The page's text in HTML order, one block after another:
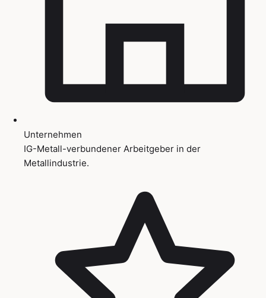
Unternehmen
IG-Metall-verbundener Arbeitgeber in der
Metallindustrie.